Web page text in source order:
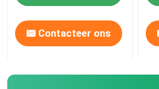
duplexroestvrij staal
Contacteer ons